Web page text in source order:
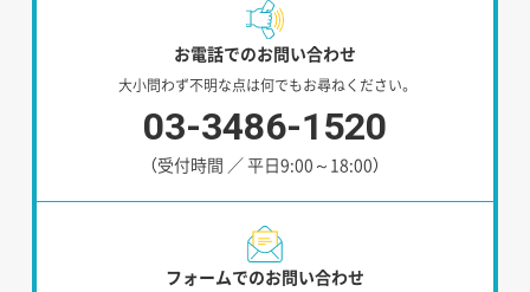
お電話でのお問い合わせ
大小問わず不明な点は何でもお尋ねください。
03-3486-1520
（受付時間 ／ 平日9:00～18:00）
フォームでのお問い合わせ